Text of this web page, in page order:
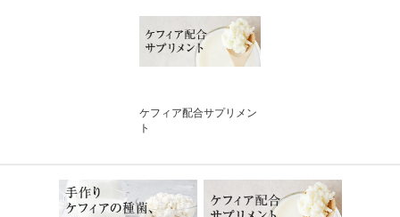
ケフィア配合サプリメン
ト